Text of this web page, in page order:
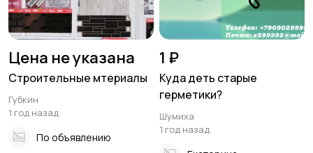
Цена не указана
Строительные мтериалы
Губкин
1 год назад
По объявлению
1 ₽
Куда деть старые
герметики?
Шумиха
1 год назад